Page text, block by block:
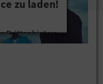
zu laden!
Drittanbieters,
Service kann